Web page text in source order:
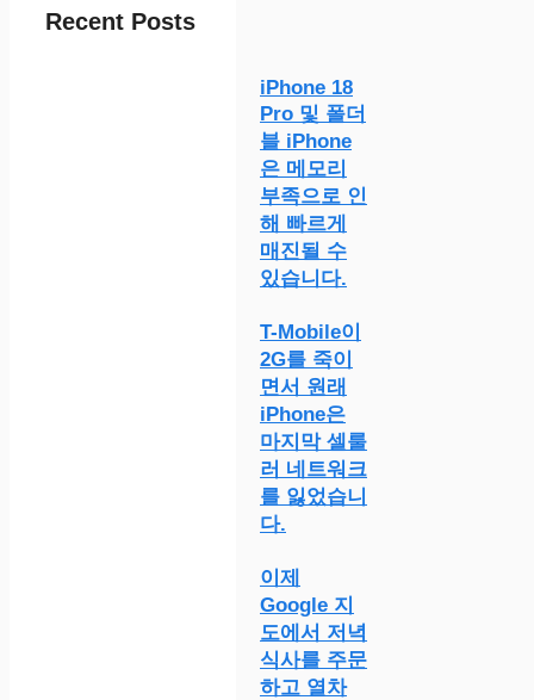
Recent Posts
iPhone 18
Pro 및 폴더
블 iPhone
은 메모리
부족으로 인
해 빠르게
매진될 수
있습니다.
T-Mobile이
2G를 죽이
면서 원래
iPhone은
마지막 셀룰
러 네트워크
를 잃었습니
다.
이제
Google 지
도에서 저녁
식사를 주문
하고 열차